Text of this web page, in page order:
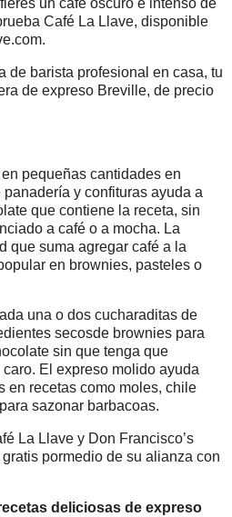
un café oscuro e intenso de
Café La Llave, disponible
de barista profesional en casa, tu
de expreso Breville, de precio
pequeñas cantidades en
y confituras ayuda a
que contiene la receta, sin
a café o a mocha. La
que suma agregar café a la
en brownies, pasteles o
una o dos cucharaditas de
secosde brownies para
sin que tenga que
El expreso molido ayuda
en recetas como moles, chile
sazonar barbacoas.
La Llave y Don Francisco’s
pormedio de su alianza con
deliciosas de expreso